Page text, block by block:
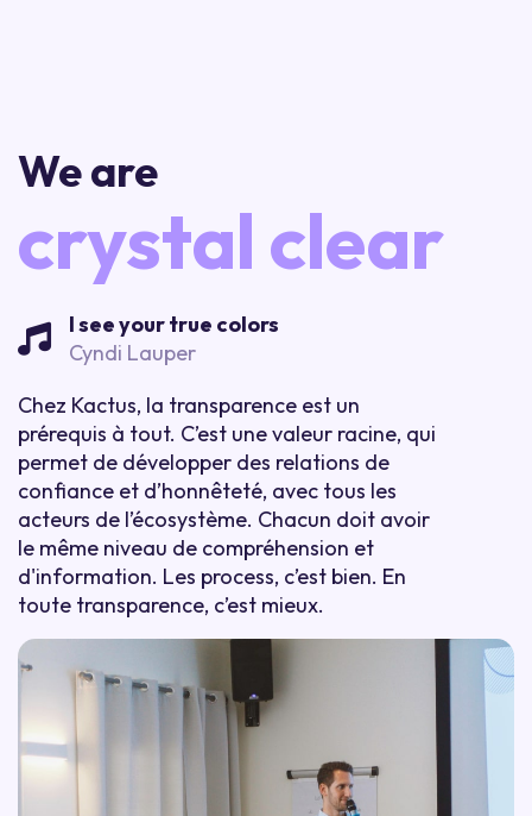
We are
crystal clear
I see your true colors
Cyndi Lauper
Chez Kactus, la transparence est un
prérequis à tout. C’est une valeur racine, qui
permet de développer des relations de
confiance et d’honnêteté, avec tous les
acteurs de l’écosystème. Chacun doit avoir
le même niveau de compréhension et
d'information. Les process, c’est bien. En
toute transparence, c’est mieux.